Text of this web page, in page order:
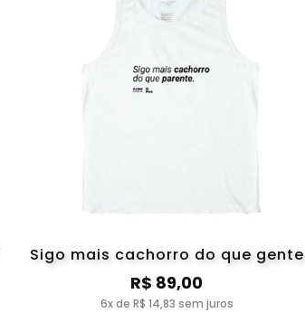
Sigo mais cachorro do que gente
R$ 89,00
6x de R$ 14,83 sem juros